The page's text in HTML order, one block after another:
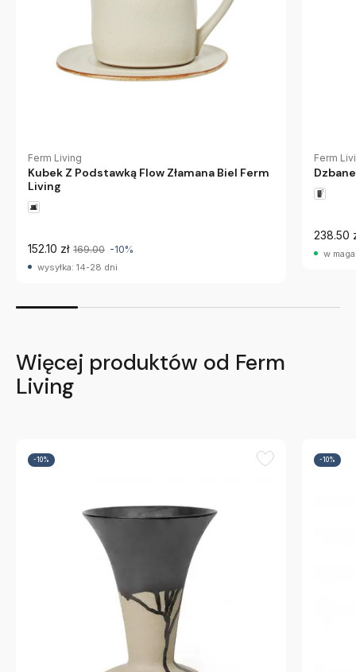
Ferm Living
Kubek Z Podstawką Flow Złamana Biel Ferm
Living
152.10 zł 169.00 -10%
wysyłka: 14-28 dni
Ferm
238.50
w
Więcej produktów od Ferm
Living
-10% -10%